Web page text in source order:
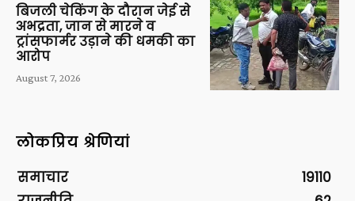
बिजली चेकिंग के दौरान जेई से
अभद्रता, जान से मारने व
ट्रांसफार्मर उड़ाने की धमकी का
आरोप
August 7, 2026
लोकप्रिय श्रेणियां
समाचार
19110